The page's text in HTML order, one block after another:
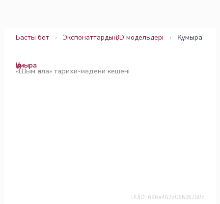
Басты бет › Экспонаттардың 3D модельдері › Құмыра
Құмыра
«Шым қала» тарихи-мәдени кешені
UUID: 696a482d06b36288c